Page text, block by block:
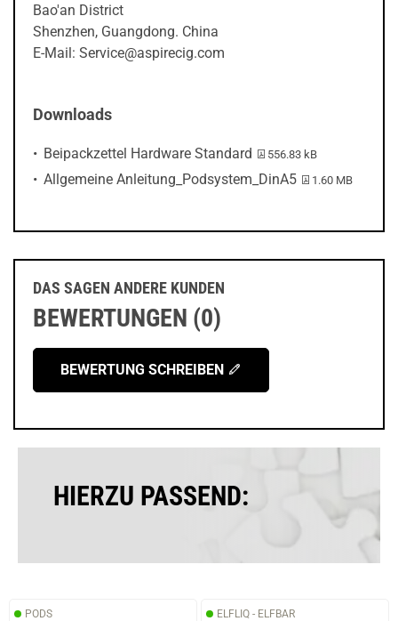
prev next
Bao'an District
Shenzhen, Guangdong. China
E-Mail: Service@aspirecig.com
Downloads
Beipackzettel Hardware Standard PDF-Datei:
556.83 kB
Allgemeine Anleitung_Podsystem_DinA5 PDF-Datei:
1.60 MB
DAS SAGEN ANDERE KUNDEN
BEWERTUNGEN (0)
BEWERTUNG SCHREIBEN
HIERZU PASSEND:
PODS ELFLIQ - ELFBAR